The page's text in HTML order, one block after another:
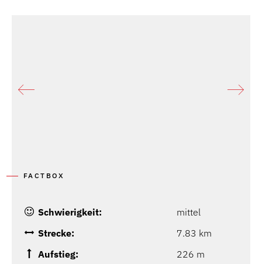
FACTBOX
Schwierigkeit:
mittel
Strecke:
7.83 km
Aufstieg:
226 m